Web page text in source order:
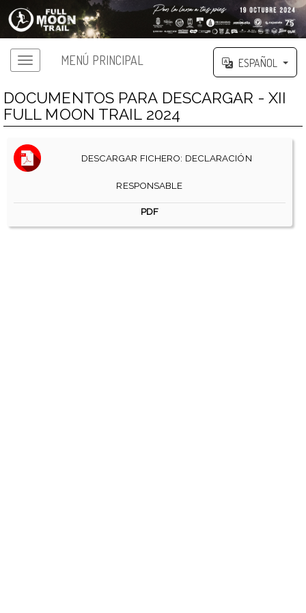
MENÚ PRINCIPAL ESPAÑOL
DOCUMENTOS PARA DESCARGAR - XII
FULL MOON TRAIL 2024
DESCARGAR FICHERO: DECLARACIÓN
RESPONSABLE
PDF